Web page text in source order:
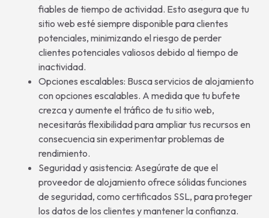
fiables de tiempo de actividad. Esto asegura que tu
sitio web esté siempre disponible para clientes
potenciales, minimizando el riesgo de perder
clientes potenciales valiosos debido al tiempo de
inactividad.
Opciones escalables: Busca servicios de alojamiento
con opciones escalables. A medida que tu bufete
crezca y aumente el tráfico de tu sitio web,
necesitarás flexibilidad para ampliar tus recursos en
consecuencia sin experimentar problemas de
rendimiento.
Seguridad y asistencia: Asegúrate de que el
proveedor de alojamiento ofrece sólidas funciones
de seguridad, como certificados SSL, para proteger
los datos de los clientes y mantener la confianza.